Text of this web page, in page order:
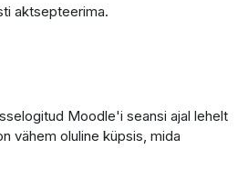
aktsepteerima.
Moodle'i seansi ajal lehelt
vähem oluline küpsis, mida